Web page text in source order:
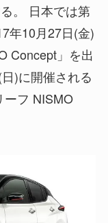
。 日本では第
年10月27日(金)
Concept」を出
)に開催される
ーフ NISMO